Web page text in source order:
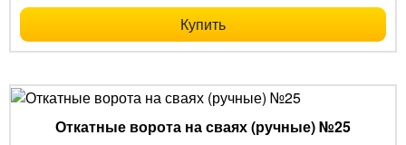
Купить
Откатные ворота на сваях (ручные) №25